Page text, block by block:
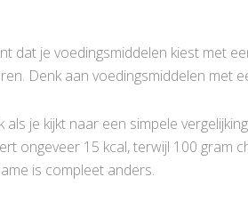
dat je voedingsmiddelen kiest met
Denk aan voedingsmiddelen met
je kijkt naar een simpele
ongeveer 15 kcal, terwijl 100 gram
is compleet anders.